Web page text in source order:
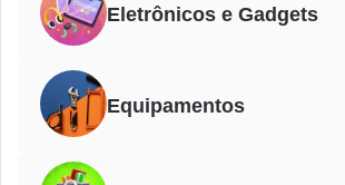
Eletrônicos e Gadgets
Equipamentos